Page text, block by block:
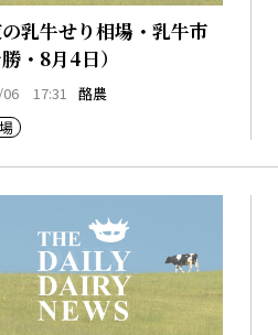
乳牛せり相場・乳牛市
・8月4日）
06 17:31 酪農